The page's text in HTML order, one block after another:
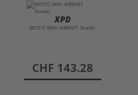
XPD
MOTO WAY AIRKNIT Stiefel
preis
CHF 143.28